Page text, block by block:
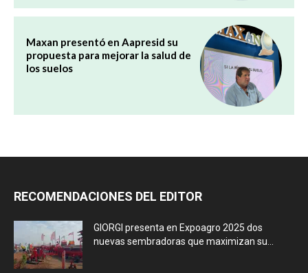
Maxan presentó en Aapresid su
propuesta para mejorar la salud de
los suelos
RECOMENDACIONES DEL EDITOR
GIORGI presenta en Expoagro 2025 dos
nuevas sembradoras que maximizan su...